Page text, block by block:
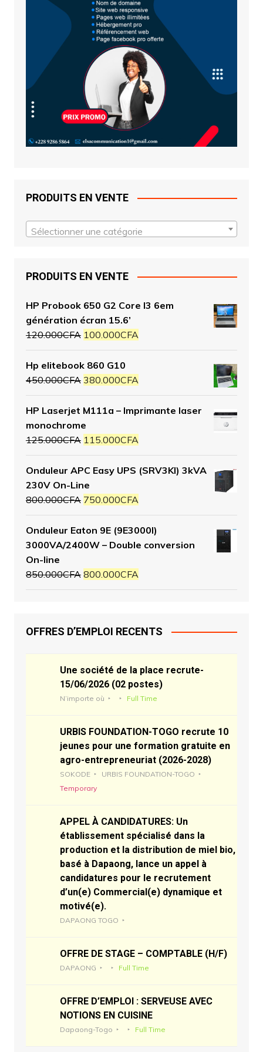
PRODUITS EN VENTE
Sélectionner une catégorie
PRODUITS EN VENTE
HP Probook 650 G2 Core I3 6em
génération écran 15.6’
120.000CFA 100.000CFA
Hp elitebook 860 G10
450.000CFA 380.000CFA
HP Laserjet M111a – Imprimante laser
monochrome
125.000CFA 115.000CFA
Onduleur APC Easy UPS (SRV3KI) 3kVA
230V On-Line
800.000CFA 750.000CFA
Onduleur Eaton 9E (9E3000I)
3000VA/2400W – Double conversion
On-line
850.000CFA 800.000CFA
OFFRES D’EMPLOI RECENTS
Une société de la place recrute-
15/06/2026 (02 postes)
N’importe où Full Time
URBIS FOUNDATION-TOGO recrute 10
jeunes pour une formation gratuite en
agro-entrepreneuriat (2026-2028)
SOKODE
URBIS FOUNDATION-TOGO
Temporary
APPEL À CANDIDATURES: Un
établissement spécialisé dans la
production et la distribution de miel bio,
basé à Dapaong, lance un appel à
candidatures pour le recrutement
d’un(e) Commercial(e) dynamique et
motivé(e).
DAPAONG TOGO
OFFRE DE STAGE – COMPTABLE (H/F)
DAPAONG Full Time
OFFRE D’EMPLOI : SERVEUSE AVEC
NOTIONS EN CUISINE
Dapaong-Togo Full Time